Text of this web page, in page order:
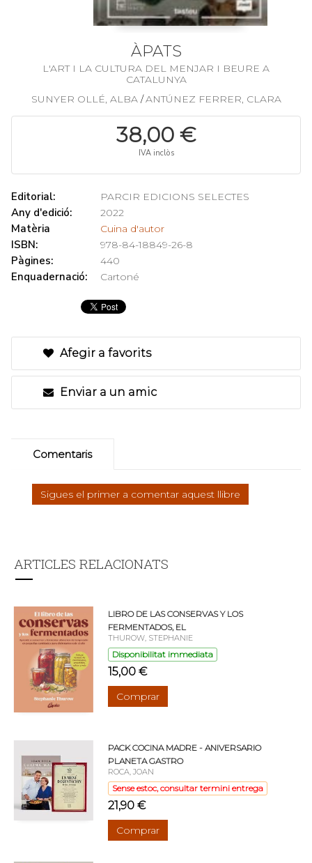
ÀPATS
L'ART I LA CULTURA DEL MENJAR I BEURE A
CATALUNYA
SUNYER OLLÉ, ALBA /ANTÚNEZ FERRER, CLARA
38,00 €
IVA inclòs
Editorial: PARCIR EDICIONS SELECTES
Any d'edició: 2022
Matèria Cuina d'autor
ISBN: 978-84-18849-26-8
Pàgines: 440
Enquadernació: Cartoné
Afegir a favorits
Enviar a un amic
Comentaris
Sigues el primer a comentar aquest llibre
ARTICLES RELACIONATS
LIBRO DE LAS CONSERVAS Y LOS
FERMENTADOS, EL
THUROW, STEPHANIE
Disponibilitat immediata
15,00 €
Comprar
PACK COCINA MADRE - ANIVERSARIO
PLANETA GASTRO
ROCA, JOAN
Sense estoc, consultar termini entrega
21,90 €
Comprar